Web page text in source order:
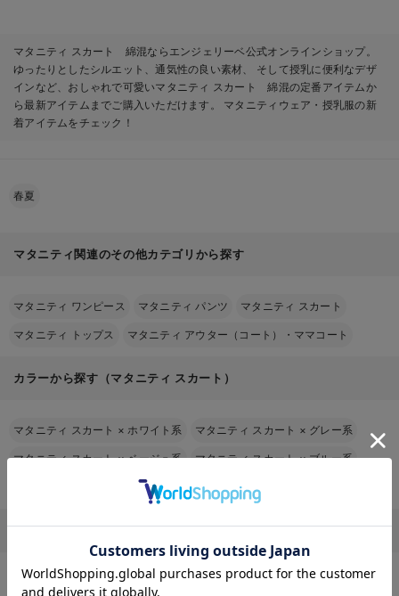
マタニティ スカート 綿混ならエンジェリーベ公式オンラインショップ。
ゆったりとしたシルエット、通気性の良い素材、 そして授乳に便利なデザ
インなど、おしゃれで可愛いマタニティ スカート 綿混の定番アイテムか
ら最新アイテムまでご購入いただけます。 マタニティウェア・授乳服の新
着アイテムをチェック！
春夏
マタニティ関連のその他カテゴリから探す
マタニティ ワンピース マタニティ パンツ マタニティ スカート
マタニティ トップス マタニティ アウター（コート）・ママコート
カラーから探す（マタニティ スカート）
マタニティ スカート × ホワイト系 マタニティ スカート × グレー系
マタニティ スカート ×ベージュ系 マタニティ スカート ×ブルー系
パープル系 マタニティ スカート
マタニティ スカートをその他の条件から探す
マタニティ スカート ×妊娠初期から マタニティ スカート × 綿混
お気に入り商品を確認する